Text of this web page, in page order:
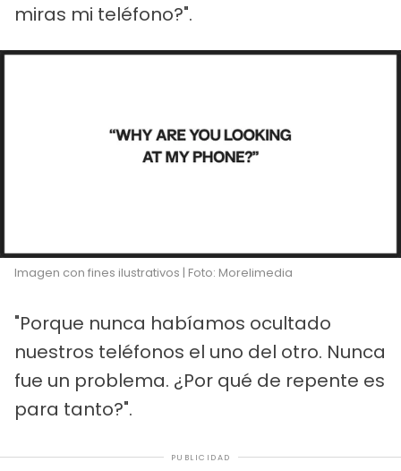
miras mi teléfono?".
Imagen con fines ilustrativos | Foto: Morelimedia
"Porque nunca habíamos ocultado
nuestros teléfonos el uno del otro. Nunca
fue un problema. ¿Por qué de repente es
para tanto?".
PUBLICIDAD